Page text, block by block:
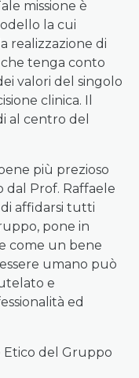
missione è
la cui
realizzazione di
tenga conto
valori del singolo
clinica. Il
al centro del
più prezioso
dal Prof. Raffaele
affidarsi tutti
pone in
come un bene
umano può
e
ed
Etico del Gruppo